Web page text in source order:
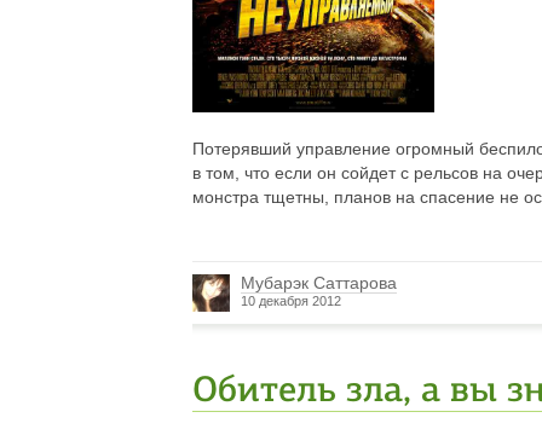
Потерявший управление огромный
в том, что если он сойдет с рельсов на
монстра тщетны, планов на спасение не
Мубарэк Саттарова
10 декабря 2012
Обитель зла, а вы